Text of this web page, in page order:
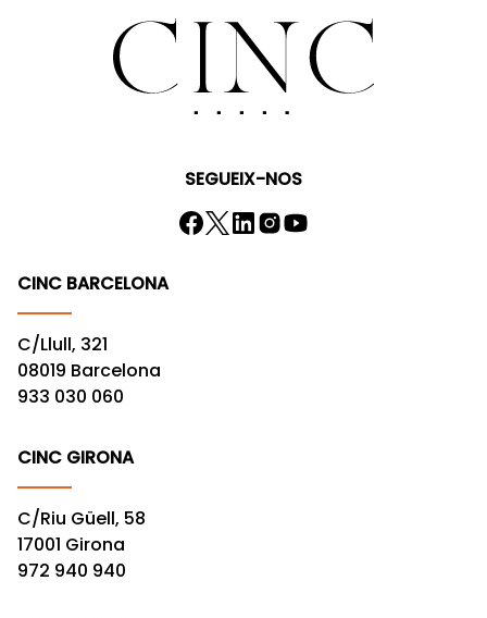
SEGUEIX-NOS
CINC BARCELONA
C/Llull, 321
08019 Barcelona
933 030 060
CINC GIRONA
C/Riu Güell, 58
17001 Girona
972 940 940